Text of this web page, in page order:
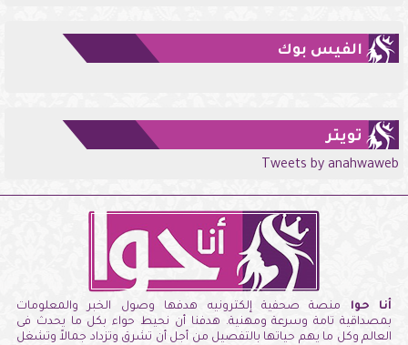
الفيس بوك
تويتر
Tweets by anahwaweb
أنا حوا منصة صحفية إلكترونيه هدفها وصول الخبر والمعلومات
بمصداقية تامة وسرعة ومهنية. هدفنا أن نحيط حواء بكل ما يحدث فى
العالم وكل ما يهم حياتها بالتفصيل من أجل أن تشرق وتزداد جمالاً وتشغل